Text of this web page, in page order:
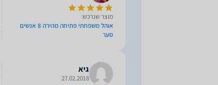
מוצר שנרכש:
אוהל משפחתי פתיחה מהירה 8 אנשים
סער
גיא
27.02.2018